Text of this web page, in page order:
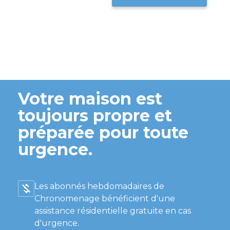
Votre maison est
toujours propre et
préparée pour toute
urgence.
Les abonnés hebdomadaires de
Chronomenage bénéficient d'une
assistance résidentielle gratuite en cas
d'urgence.